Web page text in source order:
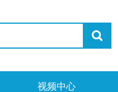
视频中心